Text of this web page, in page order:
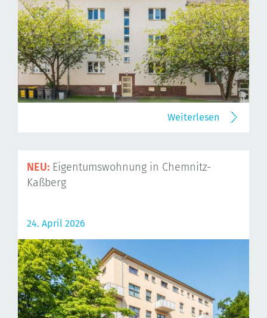
Weiterlesen
NEU: Eigentumswohnung in Chemnitz-
Kaßberg
24. April 2026